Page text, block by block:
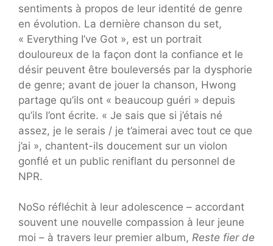
sentiments à propos de leur identité de genre
en évolution. La dernière chanson du set,
« Everything I’ve Got », est un portrait
douloureux de la façon dont la confiance et le
désir peuvent être bouleversés par la dysphorie
de genre; avant de jouer la chanson, Hwong
partage qu’ils ont « beaucoup guéri » depuis
qu’ils l’ont écrite. « Je sais que si j’étais né
assez, je le serais / je t’aimerai avec tout ce que
j’ai », chantent-ils doucement sur un violon
gonflé et un public reniflant du personnel de
NPR.
NoSo réfléchit à leur adolescence – accordant
souvent une nouvelle compassion à leur jeune
moi – à travers leur premier album, Reste fier de